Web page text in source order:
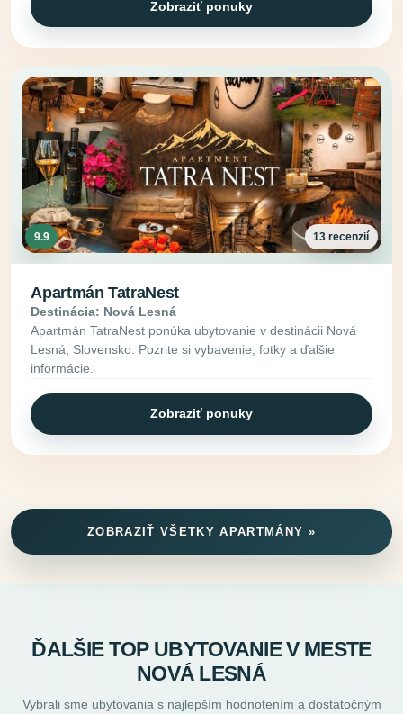
Zobraziť ponuky
9.9 13 recenzií
Apartmán TatraNest
Destinácia: Nová Lesná
Apartmán TatraNest ponúka ubytovanie v destinácii Nová
Lesná, Slovensko. Pozrite si vybavenie, fotky a ďalšie
informácie.
Zobraziť ponuky
ZOBRAZIŤ VŠETKY APARTMÁNY »
ĎALŠIE TOP UBYTOVANIE V MESTE
NOVÁ LESNÁ
Vybrali sme ubytovania s najlepším hodnotením a dostatočným